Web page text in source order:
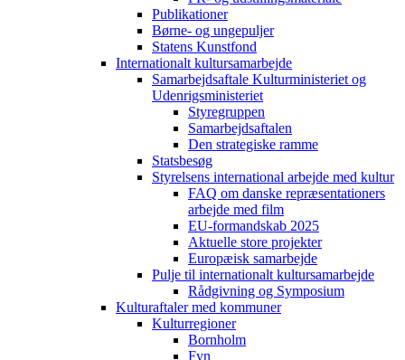
Publikationer
Børne- og ungepuljer
Statens Kunstfond
Internationalt kultursamarbejde
Samarbejdsaftale Kulturministeriet og
Udenrigsministeriet
Styregruppen
Samarbejdsaftalen
Den strategiske ramme
Statsbesøg
Styrelsens international arbejde med kultur
FAQ om danske repræsentationers
arbejde med film
EU-formandskab 2025
Aktuelle store projekter
Europæisk samarbejde
Pulje til internationalt kultursamarbejde
Rådgivning og Symposium
Kulturaftaler med kommuner
Kulturregioner
Bornholm
Fyn